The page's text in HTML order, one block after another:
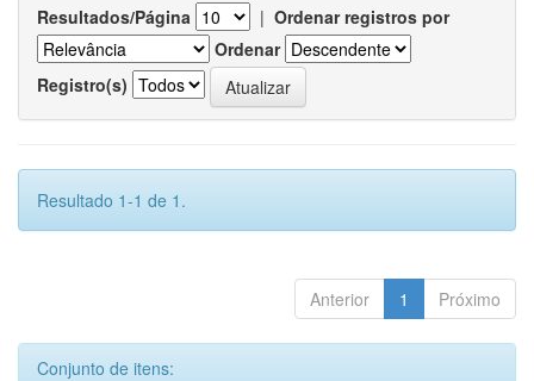
Resultados/Página | Ordenar registros por
Ordenar
Registro(s)
Resultado 1-1 de 1.
Anterior 1 Próximo
Conjunto de itens: